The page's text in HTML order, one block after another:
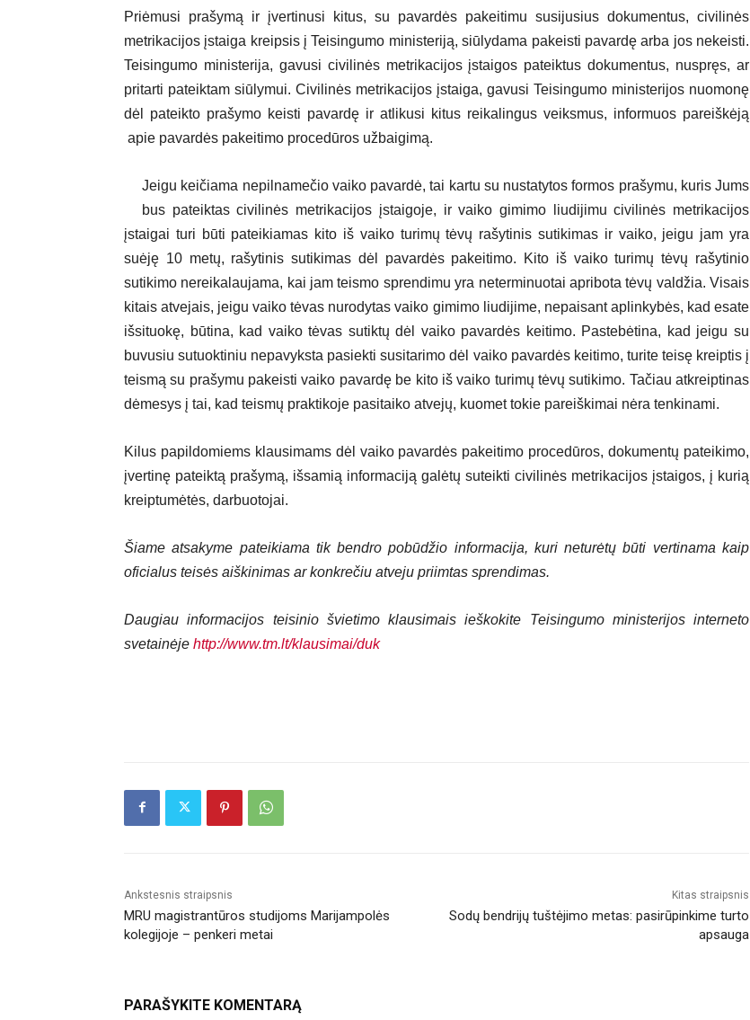
Priėmusi prašymą ir įvertinusi kitus, su pavardės pakeitimu susijusius dokumentus, civilinės
metrikacijos įstaiga kreipsis į Teisingumo ministeriją, siūlydama pakeisti pavardę arba jos nekeisti.
Teisingumo ministerija, gavusi civilinės metrikacijos įstaigos pateiktus dokumentus, nuspręs, ar
pritarti pateiktam siūlymui. Civilinės metrikacijos įstaiga, gavusi Teisingumo ministerijos nuomonę
dėl pateikto prašymo keisti pavardę ir atlikusi kitus reikalingus veiksmus, informuos pareiškėją
apie pavardės pakeitimo procedūros užbaigimą.
Jeigu keičiama nepilnamečio vaiko pavardė, tai kartu su nustatytos formos prašymu, kuris Jums
bus pateiktas civilinės metrikacijos įstaigoje, ir vaiko gimimo liudijimu civilinės metrikacijos
įstaigai turi būti pateikiamas kito iš vaiko turimų tėvų rašytinis sutikimas ir vaiko, jeigu jam yra
suėję 10 metų, rašytinis sutikimas dėl pavardės pakeitimo. Kito iš vaiko turimų tėvų rašytinio
sutikimo nereikalaujama, kai jam teismo sprendimu yra neterminuotai apribota tėvų valdžia. Visais
kitais atvejais, jeigu vaiko tėvas nurodytas vaiko gimimo liudijime, nepaisant aplinkybės, kad esate
išsituokę, būtina, kad vaiko tėvas sutiktų dėl vaiko pavardės keitimo. Pastebėtina, kad jeigu su
buvusiu sutuoktiniu nepavyksta pasiekti susitarimo dėl vaiko pavardės keitimo, turite teisę kreiptis į
teismą su prašymu pakeisti vaiko pavardę be kito iš vaiko turimų tėvų sutikimo. Tačiau atkreiptinas
dėmesys į tai, kad teismų praktikoje pasitaiko atvejų, kuomet tokie pareiškimai nėra tenkinami.
Kilus papildomiems klausimams dėl vaiko pavardės pakeitimo procedūros, dokumentų pateikimo,
įvertinę pateiktą prašymą, išsamią informaciją galėtų suteikti civilinės metrikacijos įstaigos, į kurią
kreiptumėtės, darbuotojai.
Šiame atsakyme pateikiama tik bendro pobūdžio informacija, kuri neturėtų būti vertinama kaip
oficialus teisės aiškinimas ar konkrečiu atveju priimtas sprendimas.
Daugiau informacijos teisinio švietimo klausimais ieškokite Teisingumo ministerijos interneto
svetainėje http://www.tm.lt/klausimai/duk
Ankstesnis straipsnis
MRU magistrantūros studijoms Marijampolės
kolegijoje – penkeri metai
Kitas straipsnis
Sodų bendrijų tuštėjimo metas: pasirūpinkime turto
apsauga
PARAŠYKITE KOMENTARĄ